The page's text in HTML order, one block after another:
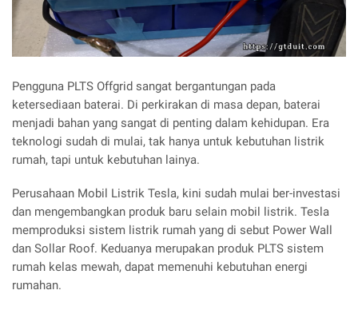
Pengguna PLTS Offgrid sangat bergantungan pada
ketersediaan baterai. Di perkirakan di masa depan, baterai
menjadi bahan yang sangat di penting dalam kehidupan. Era
teknologi sudah di mulai, tak hanya untuk kebutuhan listrik
rumah, tapi untuk kebutuhan lainya.
Perusahaan Mobil Listrik Tesla, kini sudah mulai ber-investasi
dan mengembangkan produk baru selain mobil listrik. Tesla
memproduksi sistem listrik rumah yang di sebut Power Wall
dan Sollar Roof. Keduanya merupakan produk PLTS sistem
rumah kelas mewah, dapat memenuhi kebutuhan energi
rumahan.